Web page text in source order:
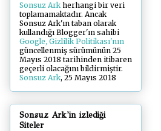
Sonsuz Arkherhangi bir veri
toplamamaktadır. Ancak
Sonsuz Ark'ın taban olarak
kullandığı Blogger'ın sahibi
Google, Gizlilik Politikası'nın
güncellenmiş sürümünün 25
Mayıs 2018 tarihinden itibaren
geçerli olacağını bildirmiştir.
Sonsuz Ark, 25 Mayıs 2018
Sonsuz Ark'in izlediği
Siteler